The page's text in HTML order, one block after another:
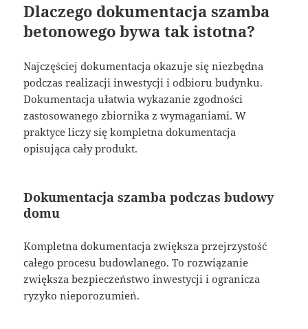
Dlaczego dokumentacja szamba
betonowego bywa tak istotna?
Najczęściej dokumentacja okazuje się niezbędna
podczas realizacji inwestycji i odbioru budynku.
Dokumentacja ułatwia wykazanie zgodności
zastosowanego zbiornika z wymaganiami. W
praktyce liczy się kompletna dokumentacja
opisująca cały produkt.
Dokumentacja szamba podczas budowy
domu
Kompletna dokumentacja zwiększa przejrzystość
całego procesu budowlanego. To rozwiązanie
zwiększa bezpieczeństwo inwestycji i ogranicza
ryzyko nieporozumień.